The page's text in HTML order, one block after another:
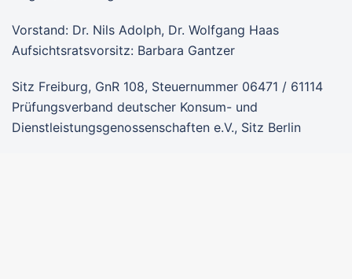
Vorstand: Dr. Nils Adolph, Dr. Wolfgang Haas
Aufsichtsratsvorsitz: Barbara Gantzer
Sitz Freiburg, GnR 108, Steuernummer 06471 / 61114
Prüfungsverband deutscher Konsum- und
Dienstleistungsgenossenschaften e.V., Sitz Berlin